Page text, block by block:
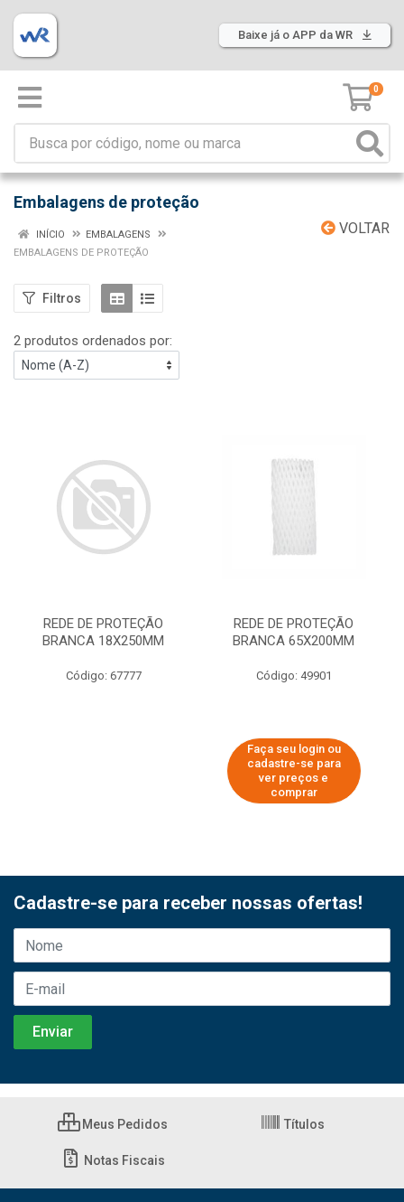
Baixe já o APP da WR
0
Embalagens de proteção
VOLTAR
INÍCIO
EMBALAGENS
EMBALAGENS DE PROTEÇÃO
Filtros
2 produtos ordenados por:
REDE DE PROTEÇÃO
BRANCA 18X250MM
Código: 67777
REDE DE PROTEÇÃO
BRANCA 65X200MM
Código: 49901
Faça seu login ou
cadastre-se para
ver preços e
comprar
Cadastre-se para receber nossas ofertas!
Meus Pedidos Títulos
Notas Fiscais